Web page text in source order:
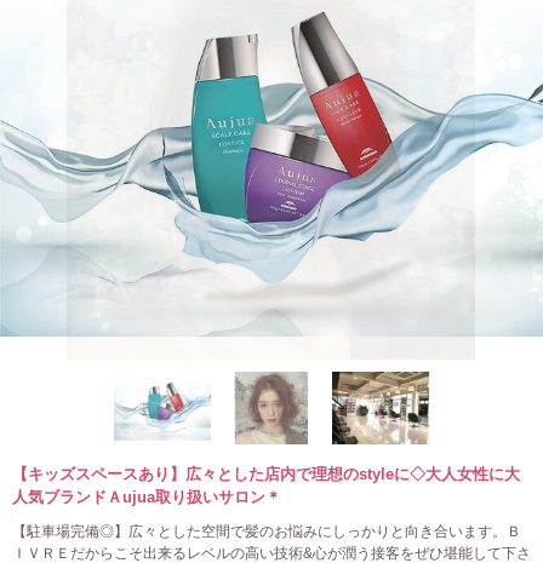
【キッズスペースあり】広々とした店内で理想のstyleに◇大人女性に大
人気ブランドＡujua取り扱いサロン＊
【駐車場完備◎】広々とした空間で髪のお悩みにしっかりと向き合います。Ｂ
ＩＶＲＥだからこそ出来るレベルの高い技術&心が潤う接客をぜひ堪能して下さ